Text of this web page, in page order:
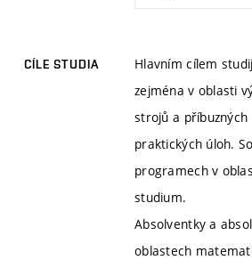
CÍLE STUDIA
Hlavním cílem
zejména v oblasti
strojů a
praktických úloh.
programech v
studium.
Absolventky a
oblastech